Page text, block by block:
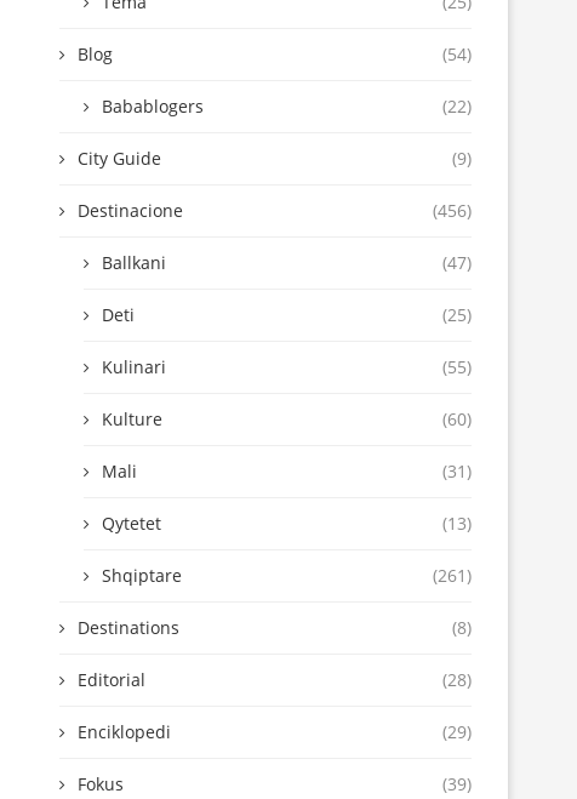
Blog (54)
Babablogers (22)
City Guide (9)
Destinacione (456)
Ballkani (47)
Deti (25)
Kulinari (55)
Kulture (60)
Mali (31)
Qytetet (13)
Shqiptare (261)
Destinations (8)
Editorial (28)
Enciklopedi (29)
Fokus (39)